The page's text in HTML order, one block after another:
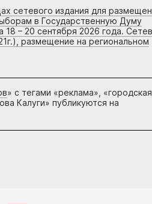
сетевого издания для
в Государственную Думу
– 20 сентября 2026 года.
размещение на региональном
» с тегами «реклама», «городская
Калуги» публикуются на